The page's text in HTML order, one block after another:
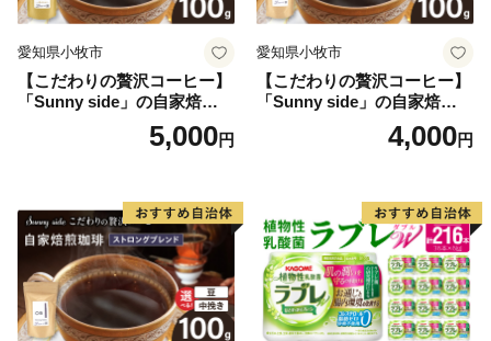
愛知県小牧市
【こだわりの贅沢コーヒー】
「Sunny side」の自家焙煎珈
琲こまきブレンド（100g）
5,000円
愛知県小牧市
【こだわりの贅沢コーヒー】
「Sunny side」の自家焙煎珈
琲サニーブレンド（100g）
4,000円